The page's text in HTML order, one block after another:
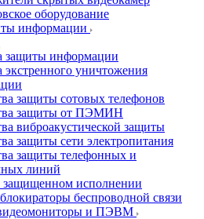
оборудование
информации
защиты информации
экстренного уничтожения
защиты сотовых телефонов
защиты от ПЭМИН
виброакустической защиты
защиты сети электропитания
защиты телефонных и
линий
исполнении
беспроводной связи
и ПЭВМ